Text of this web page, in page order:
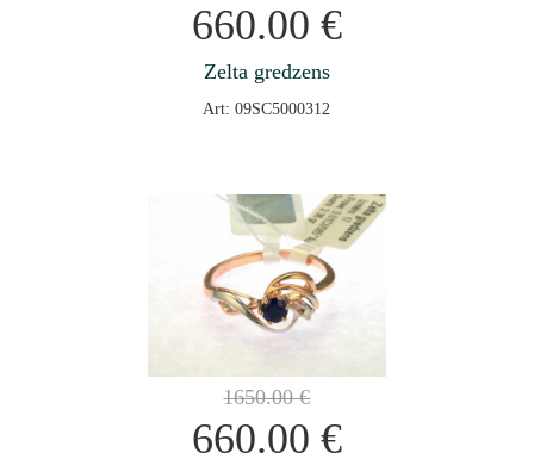
660.00 €
Zelta gredzens
Art: 09SC5000312
1650.00€
660.00 €